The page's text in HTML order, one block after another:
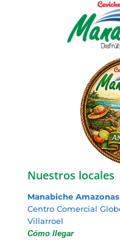
Nuestros locales
Manabiche
Centro Comercial
Villarroel
Cómo llegar